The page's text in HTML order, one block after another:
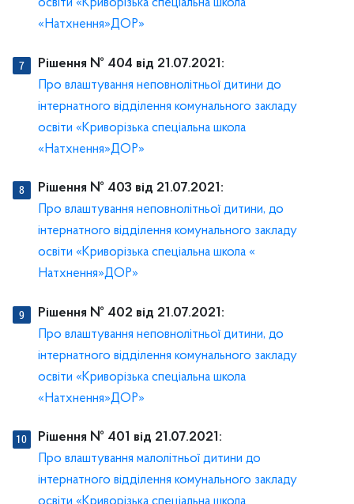
освіти «Криворізька спеціальна школа
«Натхнення»ДОР»
Рішення № 404 від 21.07.2021:
Про влаштування неповнолітньої дитини до
інтернатного відділення комунального закладу
освіти «Криворізька спеціальна школа
«Натхнення»ДОР»
Рішення № 403 від 21.07.2021:
Про влаштування неповнолітньої дитини, до
інтернатного відділення комунального закладу
освіти «Криворізька спеціальна школа «
Натхнення»ДОР»
Рішення № 402 від 21.07.2021:
Про влаштування неповнолітньої дитини, до
інтернатного відділення комунального закладу
освіти «Криворізька спеціальна школа
«Натхнення»ДОР»
Рішення № 401 від 21.07.2021:
Про влаштування малолітньої дитини до
інтернатного відділення комунального закладу
освіти «Криворізька спеціальна школа